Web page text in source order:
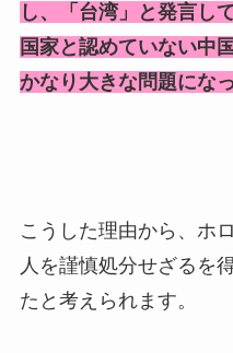
し、「台湾」と発言し
国家と認めていない中
かなり大きな問題にな
こうした理由から、ホ
人を謹慎処分せざるを
たと考えられます。